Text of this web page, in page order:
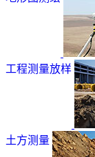
工程测量放样
土方测量